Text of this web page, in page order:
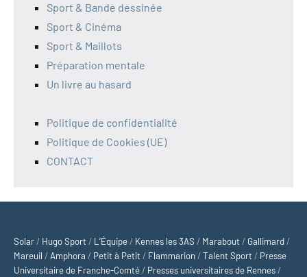
Sport & Bande dessinée
Sport & Cinéma
Sport & Maillots
Préparation mentale
Un livre au hasard
Politique de confidentialité
Politique de Cookies (UE)
CONTACT
Solar / Hugo Sport / L’Équipe / Kennes les 3AS / Marabout / Gallimard /
Mareuil / Amphora / Petit à Petit / Flammarion /Talent Sport / Presse
Universitaire de Franche-Comté / Presses universitaires de Rennes /